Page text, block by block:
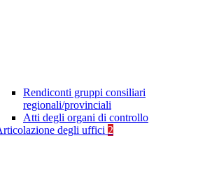
Rendiconti gruppi consiliari
regionali/provinciali
Atti degli organi di controllo
degli uffici 2